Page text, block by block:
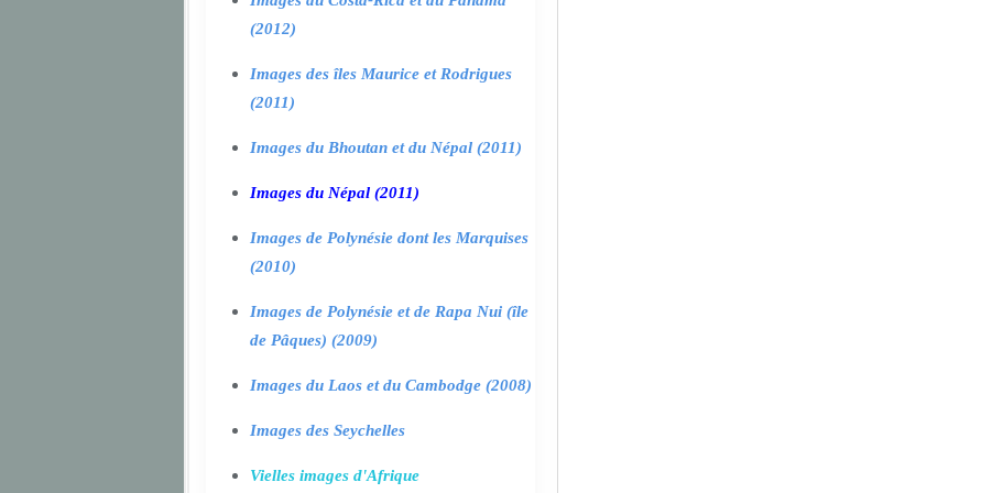
(2012)
Images des îles Maurice et Rodrigues
(2011)
Images du Bhoutan et du Népal (2011)
Images du Népal (2011)
Images de Polynésie dont les Marquises
(2010)
Images de Polynésie et de Rapa Nui (île
de Pâques) (2009)
Images du Laos et du Cambodge (2008)
Images des Seychelles
Vielles images d'Afrique